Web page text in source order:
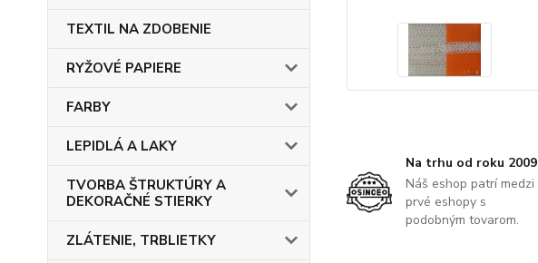
TEXTIL NA ZDOBENIE
RYŽOVÉ PAPIERE
FARBY
LEPIDLÁ A LAKY
TVORBA ŠTRUKTÚRY A
DEKORAČNÉ STIERKY
ZLÁTENIE, TRBLIETKY
Na trhu od roku 2009
Náš eshop patrí medzi
prvé eshopy s
podobným tovarom.